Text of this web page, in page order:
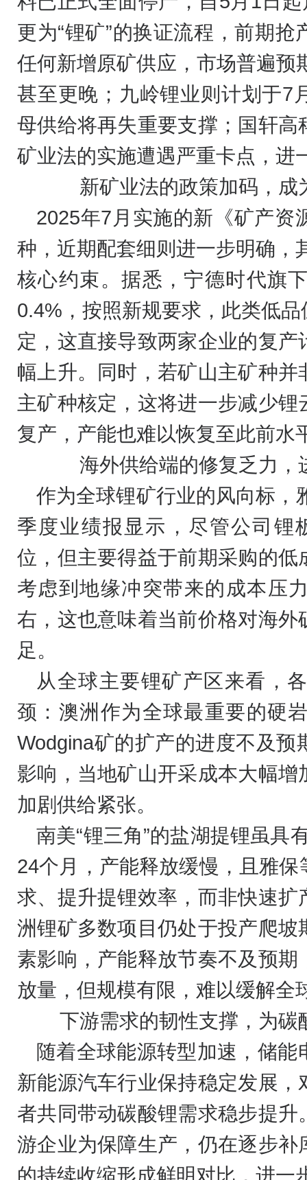
更为“锂矿”的换证流程，前期
任何新增原矿供应，市场普遍预
甚至更晚；九岭锂业则计划于7
母供给将再失重要支撑；国轩
矿业法的实施遭遇严重卡点，进
新矿业法的政策加码，
2025年7月实施的新《矿产资
种，近期配套细则进一步明确，
核心约束。据悉，宁德时代旗
0.4%，按照新规要求，此类低
定，这直接导致两家企业的复
幅上升。同时，若矿山主矿种
主矿种核定，这将进一步减少
复产，产能也难以恢复至此前水
海外供给端的修复乏力
作为全球锂矿行业的风向标，
季度业绩报显示，尽管公司锂
位，但主要得益于前期采购的
考虑到地缘冲突带来的成本压
右，这也意味着当前价格对海
足。
从全球主要锂矿产区来看，
颈：澳洲作为全球最重要的硬
Wodgina矿的扩产的进度不及
影响，当地矿山开采成本大幅
加剧供给紧张。
南美“锂三角”的盐湖提锂虽具
24个月，产能释放缓慢，且雅
求、提升提锂效率，而非快速
洲锂矿多数项目仍处于投产爬
素影响，产能释放节奏不及预
放量，但规模有限，难以缓解全
下游需求的韧性支撑，为
随着全球能源转型加速，储
新能源汽车行业保持稳定发展
者共同带动碳酸锂需求稳步提
游企业为保障生产，仍在逐步
的持续收缩形成鲜明对比，进一